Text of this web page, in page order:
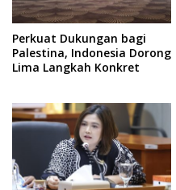
Perkuat Dukungan bagi
Palestina, Indonesia Dorong
Lima Langkah Konkret